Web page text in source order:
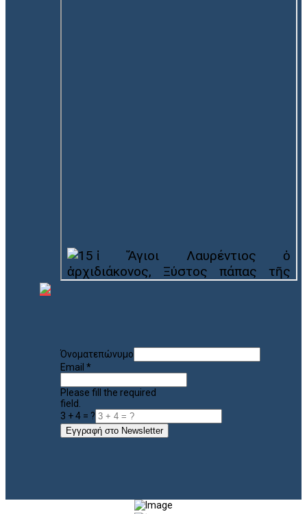
Όνοματεπώνυμο
Email *
Please fill the required
field.
3 + 4 = ?
Εγγραφή στο Newsletter